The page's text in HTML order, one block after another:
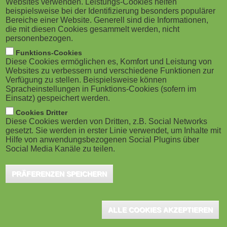
M
o
b
i
l
e
)
g
a
o
n
Saarbrücken, April 2019 - Die Zeiten, als Lernprozesse
noch an einem zentralen Ort oder über einen einzigen
Kanal abliefen, gehören der Vergangenheit an.
Menschen, die sich heute neues Wissen oder neue
Kompetenzen aneignen möchten, bewegen sich durch
Learning Ecosystems. Im Interview verraten die
Wessendorf, die beide für den Bildungsanbieter IMC
weshalb der Begriff sich so gut auf die Strukturen
Websites verwenden. Leistungs-Cookies helfen
beispielsweise bei der Identifizierung besonders populärer
Bereiche einer Website. Generell sind die Informationen,
die mit diesen Cookies gesammelt werden, nicht
personenbezogen.
Funktions-Cookies
Diese Cookies ermöglichen es, Komfort und Leistung von
Websites zu verbessern und verschiedene Funktionen zur
Verfügung zu stellen. Beispielsweise können
Spracheinstellungen in Funktions-Cookies (sofern im
Einsatz) gespeichert werden.
Cookies Dritter
Diese Cookies werden von Dritten, z.B. Social Networks
gesetzt. Sie werden in erster Linie verwendet, um Inhalte mit
Hilfe von anwendungsbezogenen Social Plugins über
Social Media Kanäle zu teilen.
PRÄFERENZEN SPEICHERN
ALLE COOKIES AKZEPTIEREN